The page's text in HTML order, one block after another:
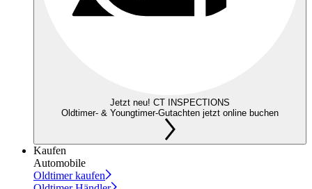
Jetzt neu! CT INSPECTIONS
Oldtimer- & Youngtimer-Gutachten jetzt online buchen
Kaufen
Automobile
Oldtimer kaufen